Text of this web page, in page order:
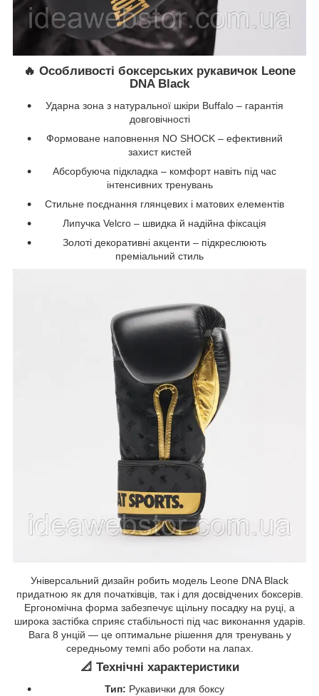
🔥 Особливості боксерських рукавичок Leone
DNA Black
Ударна зона з натуральної шкіри Buffalo – гарантія
довговічності
Формоване наповнення NO SHOCK – ефективний
захист кистей
Абсорбуюча підкладка – комфорт навіть під час
інтенсивних тренувань
Стильне поєднання глянцевих і матових елементів
Липучка Velcro – швидка й надійна фіксація
Золоті декоративні акценти – підкреслюють
преміальний стиль
Універсальний дизайн робить модель Leone DNA Black
придатною як для початківців, так і для досвідчених боксерів.
Ергономічна форма забезпечує щільну посадку на руці, а
широка застібка сприяє стабільності під час виконання ударів.
Вага 8 унцій — це оптимальне рішення для тренувань у
середньому темпі або роботи на лапах.
📐 Технічні характеристики
Тип: Рукавички для боксу